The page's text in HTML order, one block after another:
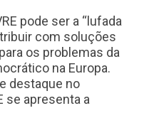
pode ser a “lufada
com soluções
os problemas da
na Europa.
destaque no
se apresenta a